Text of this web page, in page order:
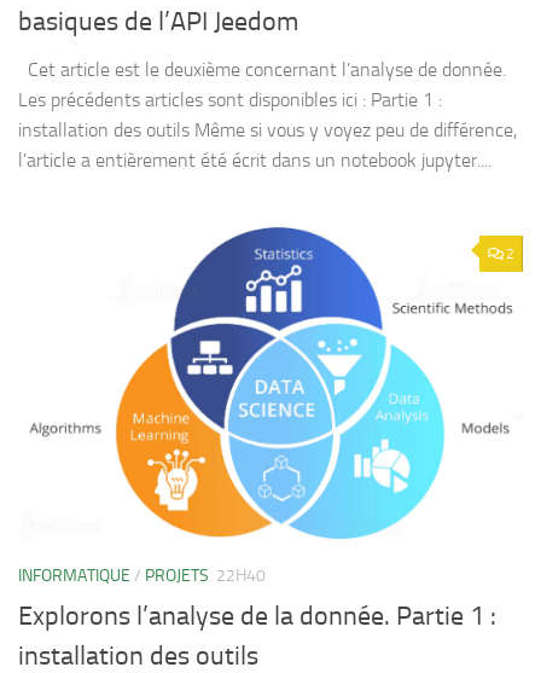
basiques de l’API Jeedom
Cet article est le deuxième concernant l’analyse de donnée.
Les précédents articles sont disponibles ici : Partie 1 :
installation des outils Même si vous y voyez peu de différence,
l’article a entièrement été écrit dans un notebook jupyter....
2
INFORMATIQUE / PROJETS 22H40
Explorons l’analyse de la donnée. Partie 1 :
installation des outils